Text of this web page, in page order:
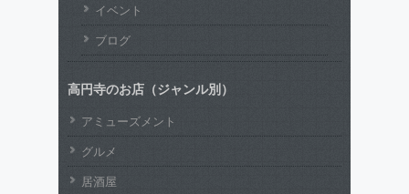
イベント
ブログ
高円寺のお店（ジャンル別）
アミューズメント
グルメ
居酒屋